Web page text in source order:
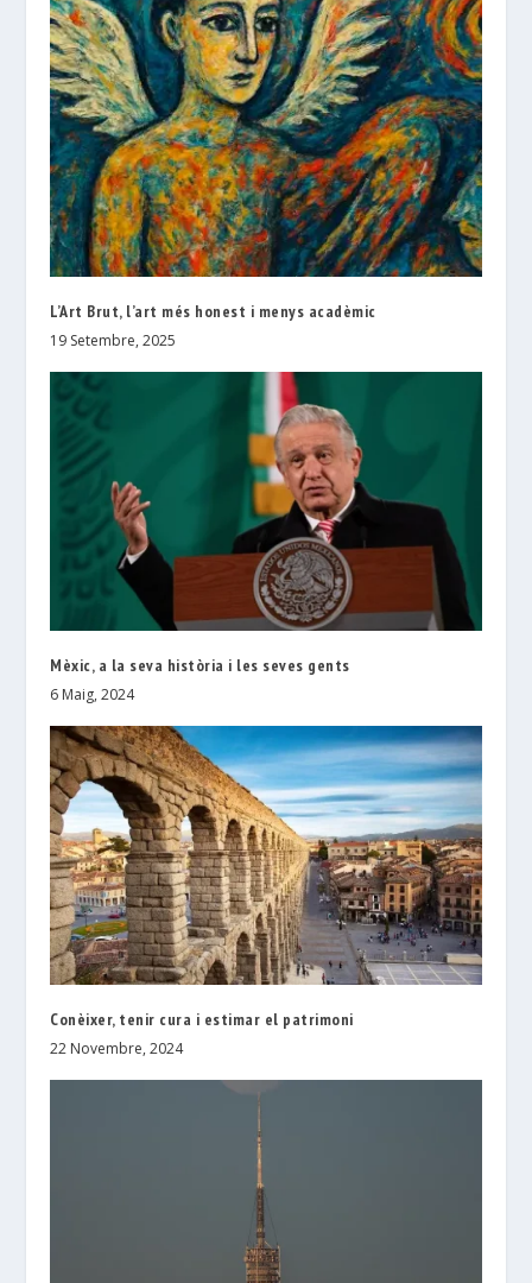
L’Art Brut, l’art més honest i menys acadèmic
19 Setembre, 2025
Mèxic, a la seva història i les seves gents
6 Maig, 2024
Conèixer, tenir cura i estimar el patrimoni
22 Novembre, 2024